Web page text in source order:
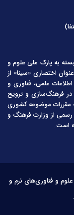
به پارک ملی علوم و
اختصاری «سینا» از
اطلاعات علمی، فناوری و
در فرهنگ‌سازی و ترویج
مقررات موضوعه کشوری
از وزارت فرهنگ و
و فناوری‌های نرم و